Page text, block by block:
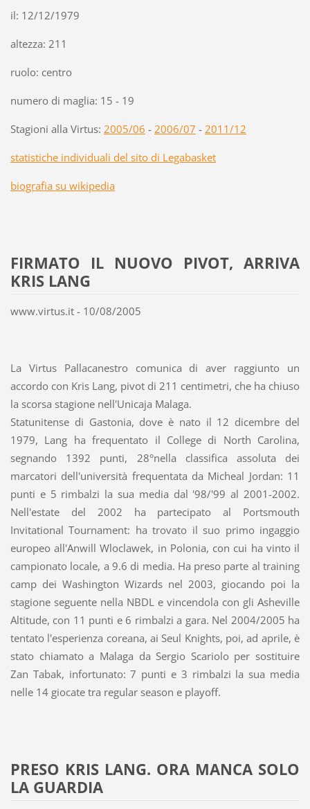
il: 12/12/1979
altezza: 211
ruolo: centro
numero di maglia: 15 - 19
Stagioni alla Virtus: 2005/06 - 2006/07 - 2011/12
statistiche individuali del sito di Legabasket
biografia su wikipedia
FIRMATO IL NUOVO PIVOT, ARRIVA
KRIS LANG
www.virtus.it - 10/08/2005
La Virtus Pallacanestro comunica di aver raggiunto un
accordo con Kris Lang, pivot di 211 centimetri, che ha chiuso
la scorsa stagione nell'Unicaja Malaga.
Statunitense di Gastonia, dove è nato il 12 dicembre del
1979, Lang ha frequentato il College di North Carolina,
segnando 1392 punti, 28°nella classifica assoluta dei
marcatori dell'università frequentata da Micheal Jordan: 11
punti e 5 rimbalzi la sua media dal '98/'99 al 2001-2002.
Nell'estate del 2002 ha partecipato al Portsmouth
Invitational Tournament: ha trovato il suo primo ingaggio
europeo all'Anwill Wloclawek, in Polonia, con cui ha vinto il
campionato locale, a 9.6 di media. Ha preso parte al training
camp dei Washington Wizards nel 2003, giocando poi la
stagione seguente nella NBDL e vincendola con gli Asheville
Altitude, con 11 punti e 6 rimbalzi a gara. Nel 2004/2005 ha
tentato l'esperienza coreana, ai Seul Knights, poi, ad aprile, è
stato chiamato a Malaga da Sergio Scariolo per sostituire
Zan Tabak, infortunato: 7 punti e 3 rimbalzi la sua media
nelle 14 giocate tra regular season e playoff.
PRESO KRIS LANG. ORA MANCA SOLO
LA GUARDIA